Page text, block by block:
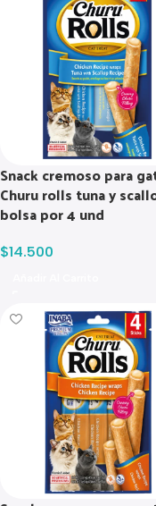
Snack cremoso para
Churu rolls tuna y
bolsa por 4 und
$14.500